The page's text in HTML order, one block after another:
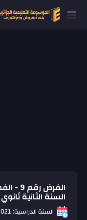
السنة الثانية ثانوي
السنة الدراسية: 2021